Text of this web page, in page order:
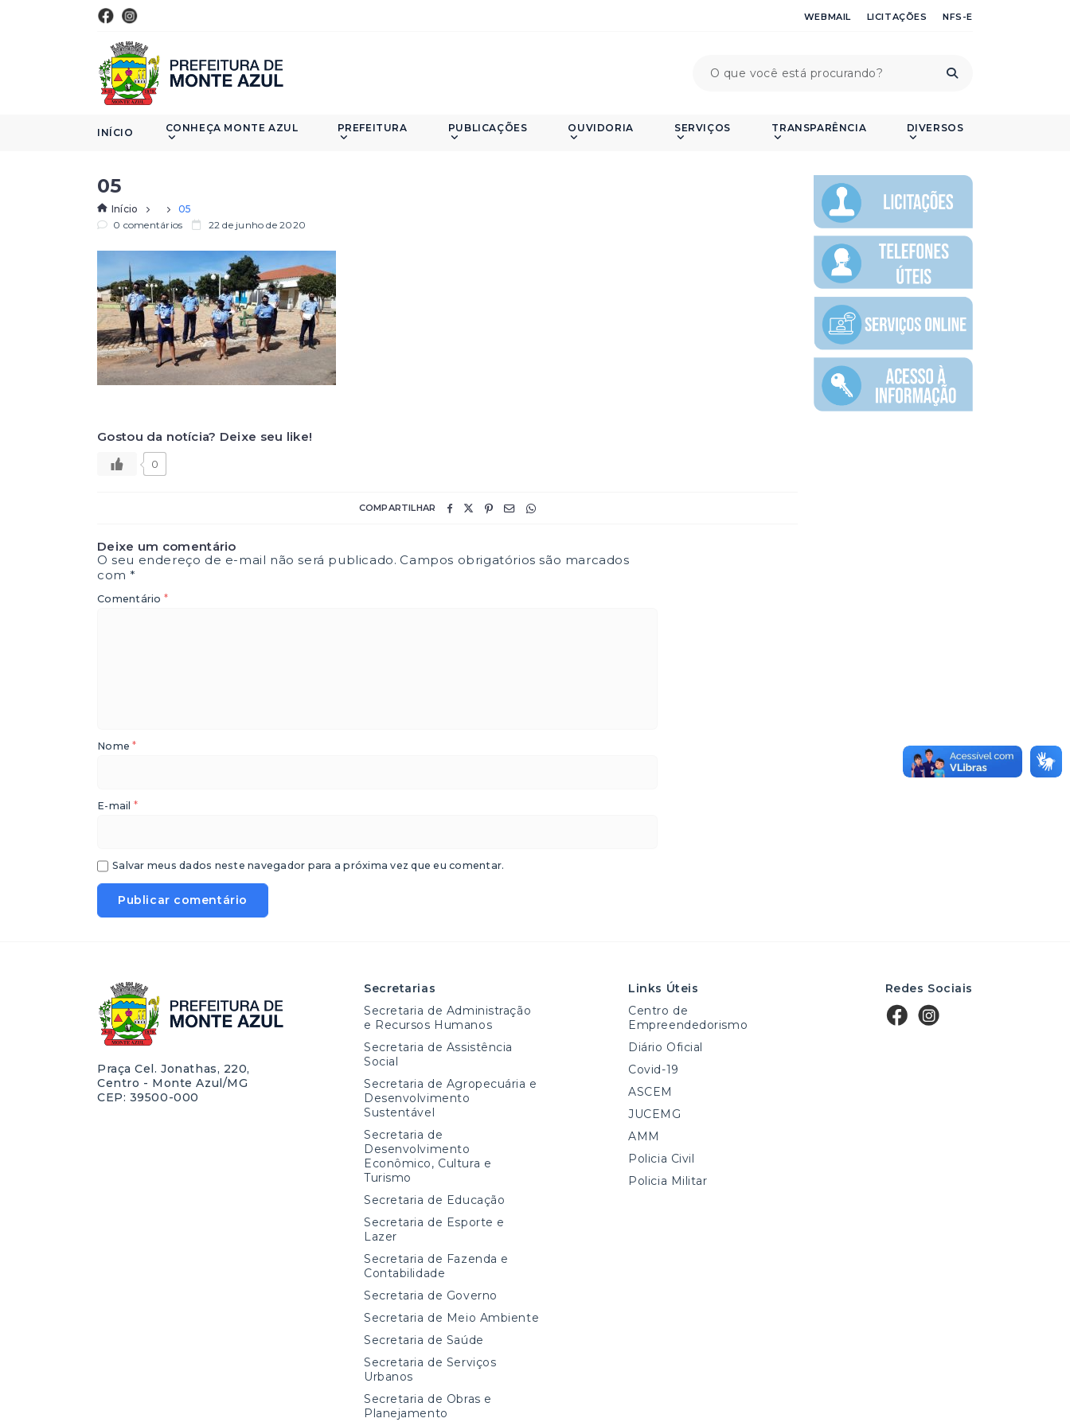
WEBMAIL LICITAÇÕES NFS-E
INÍCIO CONHEÇA MONTE AZUL PREFEITURA PUBLICAÇÕES OUVIDORIA SERVIÇOS TRANSPARÊNCIA DIVERSOS
05
Início
05
0 comentários
22 de junho de 2020
Gostou da notícia? Deixe seu like!
0
COMPARTILHAR
Deixe um comentário
O seu endereço de e-mail não será publicado. Campos obrigatórios são marcados
com*
Comentário *
Nome*
E-mail *
Salvar meus dados neste navegador para a próxima vez que eu comentar.
Praça Cel. Jonathas, 220,
Centro - Monte Azul/MG
CEP: 39500-000
Secretarias
Secretaria de Administração
e Recursos Humanos
Secretaria de Assistência
Social
Secretaria de Agropecuária e
Desenvolvimento
Sustentável
Secretaria de
Desenvolvimento
Econômico, Cultura e
Turismo
Secretaria de Educação
Secretaria de Esporte e
Lazer
Secretaria de Fazenda e
Contabilidade
Secretaria de Governo
Secretaria de Meio Ambiente
Secretaria de Saúde
Secretaria de Serviços
Urbanos
Secretaria de Obras e
Planejamento
Links Úteis
Centro de
Empreendedorismo
Diário Oficial
Covid-19
ASCEM
JUCEMG
AMM
Policia Civil
Policia Militar
Redes Sociais